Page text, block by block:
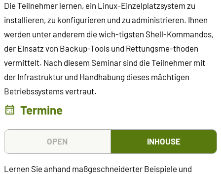
Die Teilnehmer lernen, ein Linux-Einzelplatzsystem zu
installieren, zu konfigurieren und zu administrieren. Ihnen
werden unter anderem die wich-tigsten Shell-Kommandos,
der Einsatz von Backup-Tools und Rettungsme-thoden
vermittelt. Nach diesem Seminar sind die Teilnehmer mit
der Infrastruktur und Handhabung dieses mächtigen
Betriebssystems vertraut.
Termine
OPEN INHOUSE
Lernen Sie anhand maßgeschneiderter Beispiele und